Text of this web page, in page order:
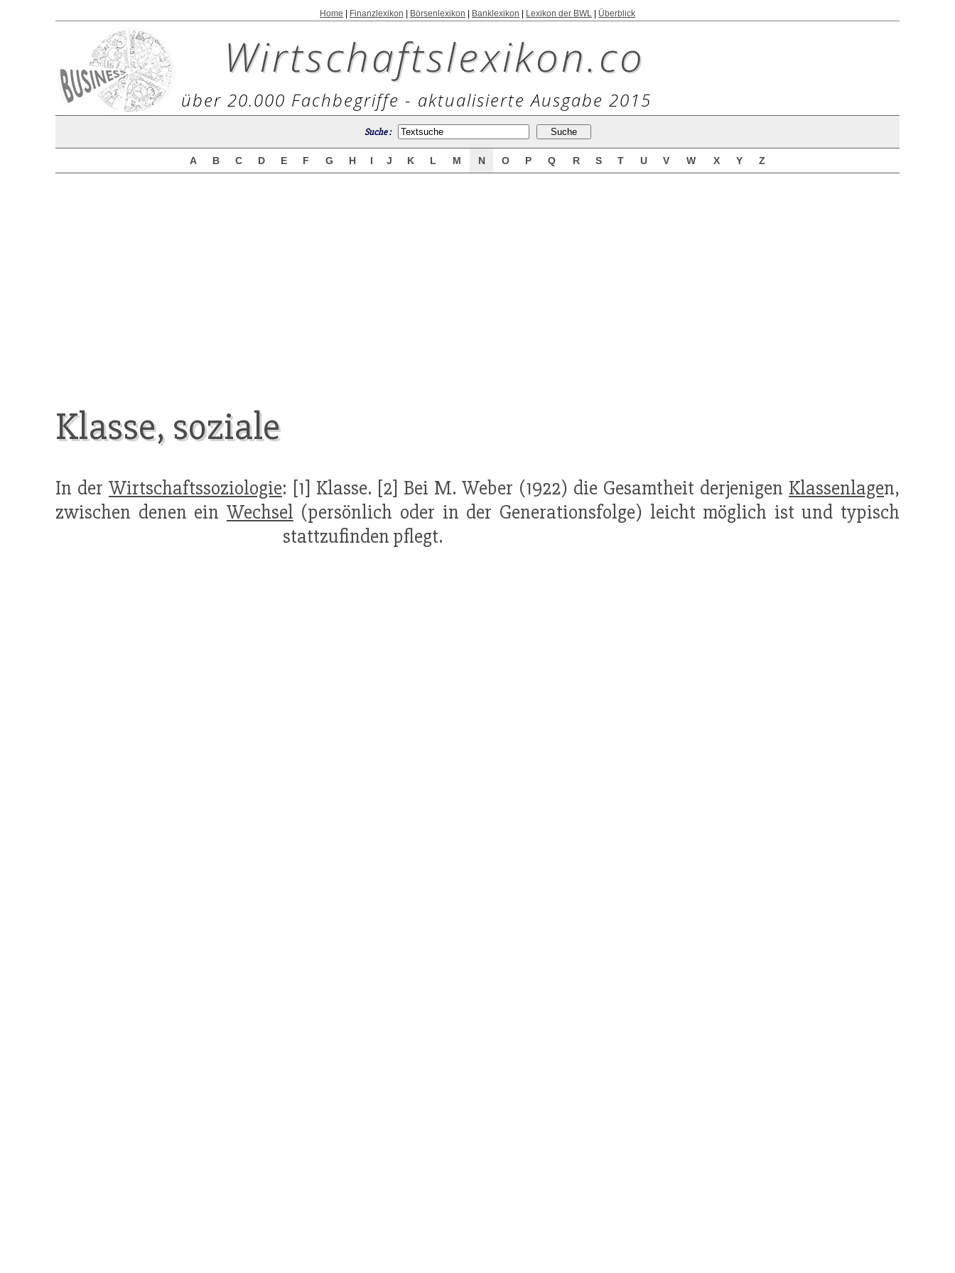
Home Finanzlexikon Börsenlexikon Banklexikon Lexikon der BWL Überblick
Wirtschaftslexikon.co
über 20.000 Fachbegriffe - aktualisierte Ausgabe 2015
Suche :
A B C D E F G H I J K L M N O P Q R S T U V W X Y Z
Klasse, soziale
In der Wirtschaftssoziologie: [1] Klasse. [2] Bei M. Weber (1922) die Gesamtheit derjenigen Klassenlagen,
zwischen denen ein Wechsel (persönlich oder in der Generationsfolge) leicht möglich ist und typisch
stattzufinden pflegt.